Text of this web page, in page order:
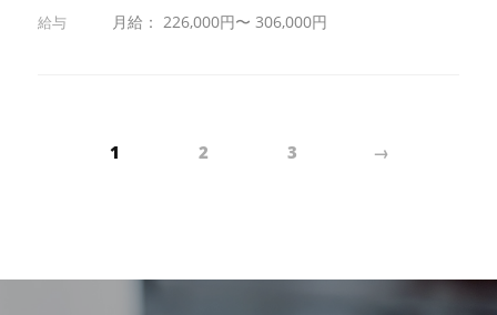
月給： 226,000円〜 306,000円
1 2 3 →